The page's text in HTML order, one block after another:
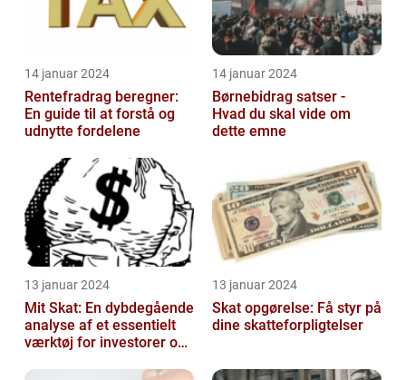
14 januar 2024
Rentefradrag beregner:
En guide til at forstå og
udnytte fordelene
14 januar 2024
Børnebidrag satser -
Hvad du skal vide om
dette emne
13 januar 2024
Mit Skat: En dybdegående
analyse af et essentielt
værktøj for investorer og
13 januar 2024
Skat opgørelse: Få styr på
dine skatteforpligtelser